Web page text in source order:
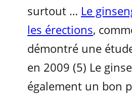
surtout … Le
les érections,
démontré une
en 2009 (5) Le
également un bon